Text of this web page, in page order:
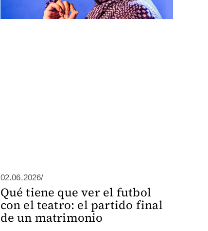
02.06.2026/
Qué tiene que ver el futbol
con el teatro: el partido final
de un matrimonio